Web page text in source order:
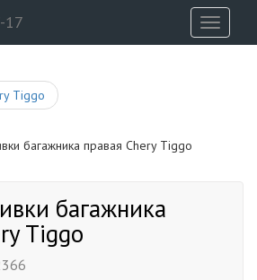
17
Toggle
Tiggo
багажника
Tiggo